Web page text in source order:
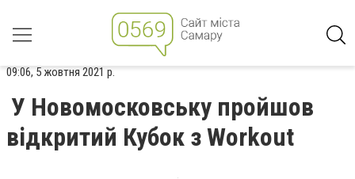
09:06, 5 жовтня 2021 р.
У Новомосковську пройшов
відкритий Кубок з Workout